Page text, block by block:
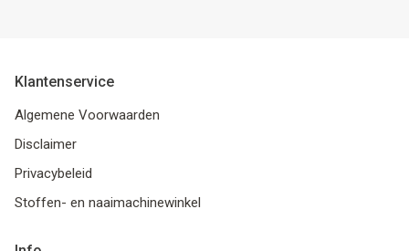
Klantenservice
Algemene Voorwaarden
Disclaimer
Privacybeleid
Stoffen- en naaimachinewinkel